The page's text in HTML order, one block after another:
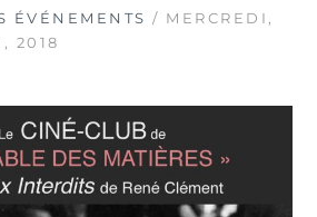
ÉVÉNEMENTS / MERCREDI,
2018